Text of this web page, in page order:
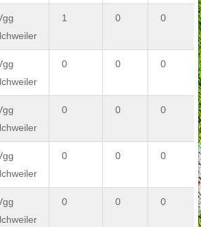
1 0 0
0 0 0
0 0 0
0 0 0
0 0 0